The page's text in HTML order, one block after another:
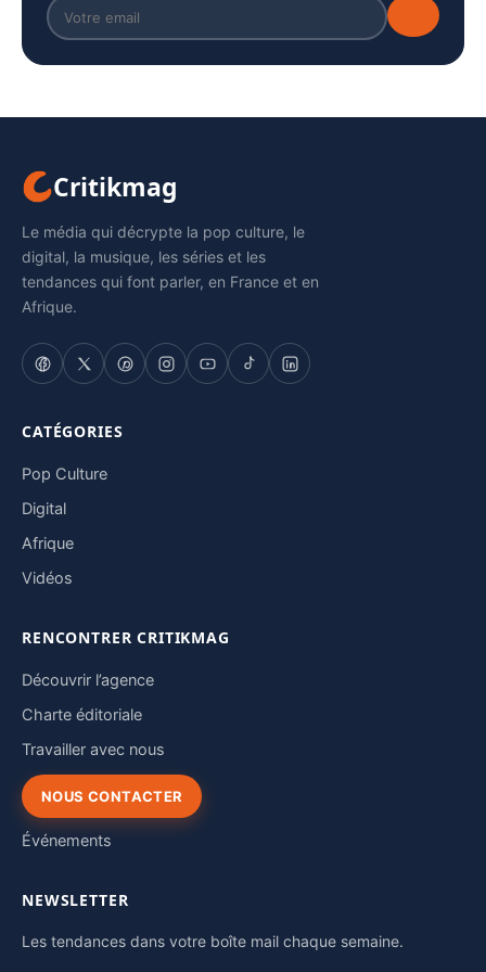
Critikmag
Le média qui décrypte la pop culture, le
digital, la musique, les séries et les
tendances qui font parler, en France et en
Afrique.
CATÉGORIES
Pop Culture
Digital
Afrique
Vidéos
RENCONTRER CRITIKMAG
Découvrir l’agence
Charte éditoriale
Travailler avec nous
NOUS CONTACTER
Événements
NEWSLETTER
Les tendances dans votre boîte mail chaque semaine.